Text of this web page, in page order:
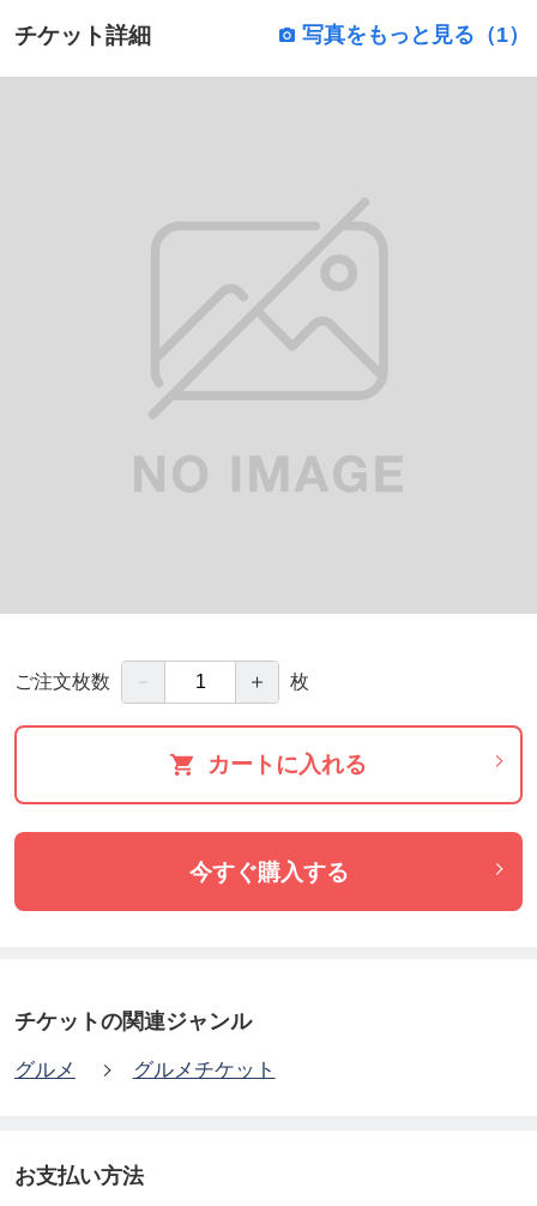
チケット詳細 写真をもっと見る（1）
ご注文枚数 － ＋ 枚
カートに入れる
今すぐ購入する
チケットの関連ジャンル
グルメ グルメチケット
お支払い方法